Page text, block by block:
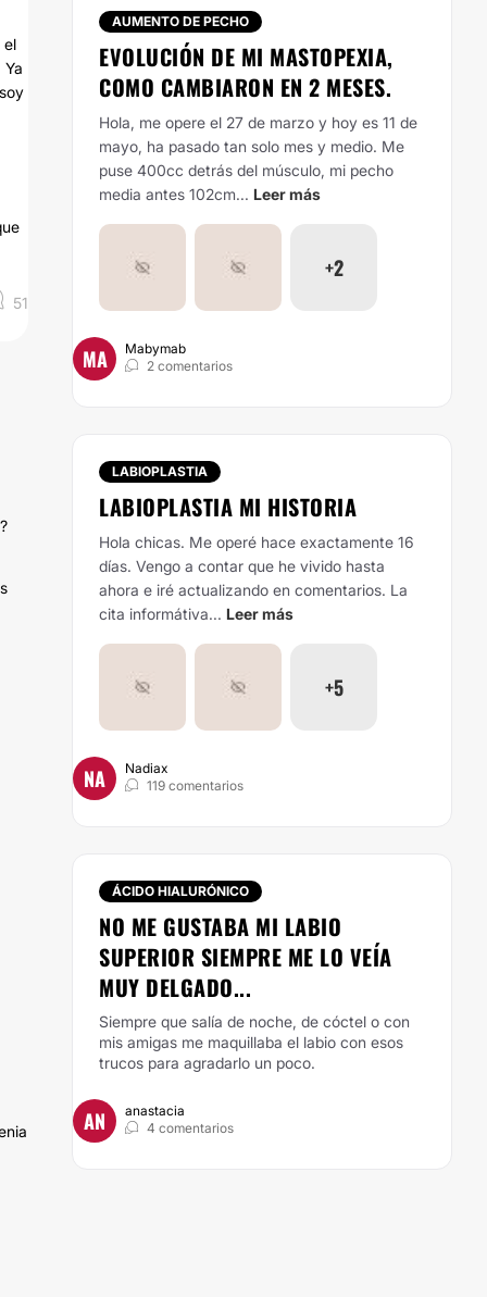
el
51
AUMENTO DE PECHO
EVOLUCIÓN DE MI MASTOPEXIA,
COMO CAMBIARON EN 2 MESES.
Hola, me opere el 27 de marzo y hoy es 11 de
mayo, ha pasado tan solo mes y medio. Me
puse 400cc detrás del músculo, mi pecho
media antes 102cm... Leer más
+2
MA
Mabymab
2 comentarios
LABIOPLASTIA
LABIOPLASTIA MI HISTORIA
Hola chicas. Me operé hace exactamente 16
días. Vengo a contar que he vivido hasta
ahora e iré actualizando en comentarios. La
cita informátiva... Leer más
+5
NA
Nadiax
119 comentarios
ÁCIDO HIALURÓNICO
NO ME GUSTABA MI LABIO
SUPERIOR SIEMPRE ME LO VEÍA
MUY DELGADO...
Siempre que salía de noche, de cóctel o con
mis amigas me maquillaba el labio con esos
trucos para agradarlo un poco.
AN
anastacia
4 comentarios